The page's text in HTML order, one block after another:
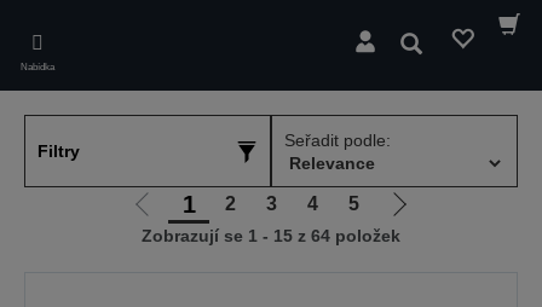
main
content
Nabídka
Hledat
Filtry
Seřadit podle:
Jít
na
1 2 3 4 5
Jít
na
Zobrazují se 1 - 15 z 64 položek